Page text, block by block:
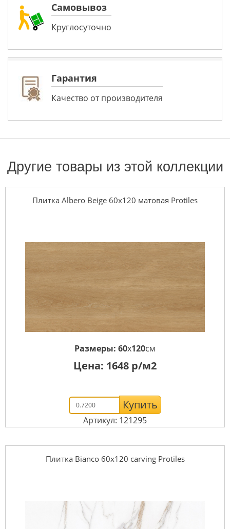
Самовывоз
Круглосуточно
Гарантия
Качество от производителя
Другие товары из этой коллекции
Плитка Albero Beige 60х120 матовая Protiles
Размеры: 60x120см
Цена: 1648 р/м2
Купить
Артикул: 121295
Плитка Bianco 60х120 carving Protiles